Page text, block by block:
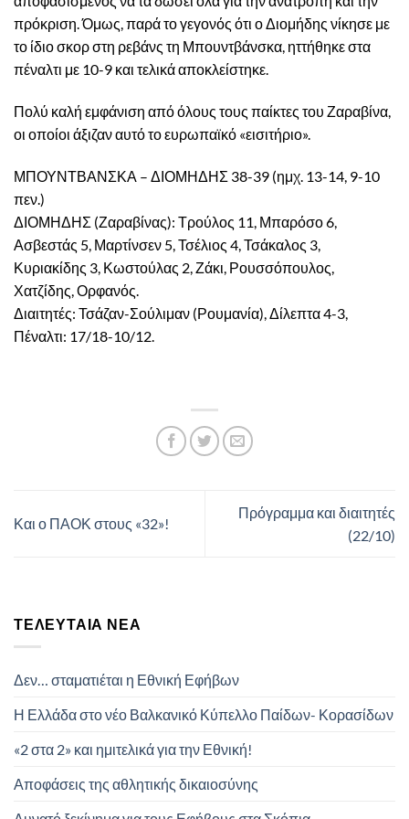
πρόκριση. Όμως, παρά το γεγονός ότι ο Διομήδης νίκησε με
το ίδιο σκορ στη ρεβάνς τη Μπουντβάνσκα, ηττήθηκε στα
πέναλτι με 10-9 και τελικά αποκλείστηκε.
Πολύ καλή εμφάνιση από όλους τους παίκτες του Ζαραβίνα,
οι οποίοι άξιζαν αυτό το ευρωπαϊκό «εισιτήριο».
ΜΠΟΥΝΤΒΑΝΣΚΑ – ΔΙΟΜΗΔΗΣ 38-39 (ημχ. 13-14, 9-10
πεν.)
ΔΙΟΜΗΔΗΣ (Ζαραβίνας): Τρούλος 11, Μπαρόσο 6,
Ασβεστάς 5, Μαρτίνσεν 5, Τσέλιος 4, Τσάκαλος 3,
Κυριακίδης 3, Κωστούλας 2, Ζάκι, Ρουσσόπουλος,
Χατζίδης, Ορφανός.
Διαιτητές: Τσάζαν-Σούλιμαν (Ρουμανία), Δίλεπτα 4-3,
Πέναλτι: 17/18-10/12.
Και ο ΠΑΟΚ στους «32»!
Πρόγραμμα και διαιτητές
(22/10)
ΤΕΛΕΥΤΑΊΑ ΝΈΑ
Δεν… σταματιέται η Εθνική Εφήβων
Η Ελλάδα στο νέο Βαλκανικό Κύπελλο Παίδων- Κορασίδων
«2 στα 2» και ημιτελικά για την Εθνική!
Αποφάσεις της αθλητικής δικαιοσύνης